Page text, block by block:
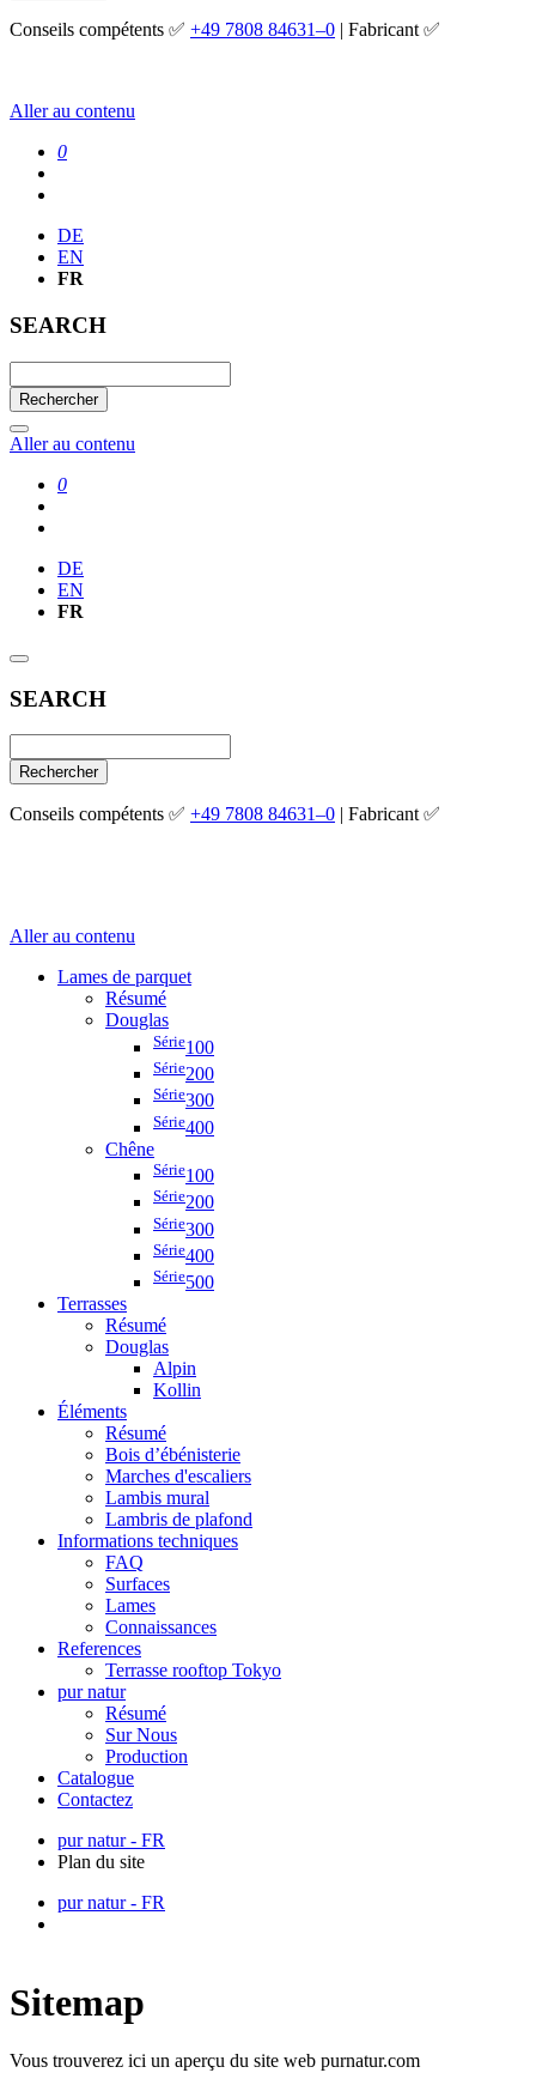
Conseils compétents ✅ +49 7808 84631–0 | Fabricant ✅
Aller au contenu
0
DE
EN
FR
SEARCH
Rechercher
Aller au contenu
0
DE
EN
FR
SEARCH
Rechercher
Conseils compétents ✅ +49 7808 84631–0 | Fabricant ✅
Aller au contenu
Lames de parquet
Résumé
Douglas
Série100
Série200
Série300
Série400
Chêne
Série100
Série200
Série300
Série400
Série500
Terrasses
Résumé
Douglas
Alpin
Kollin
Éléments
Résumé
Bois d’ébénisterie
Marches d'escaliers
Lambis mural
Lambris de plafond
Informations techniques
FAQ
Surfaces
Lames
Connaissances
References
Terrasse rooftop Tokyo
pur natur
Résumé
Sur Nous
Production
Catalogue
Contactez
pur natur - FR
Plan du site
pur natur - FR
Sitemap
Vous trouverez ici un aperçu du site web purnatur.com